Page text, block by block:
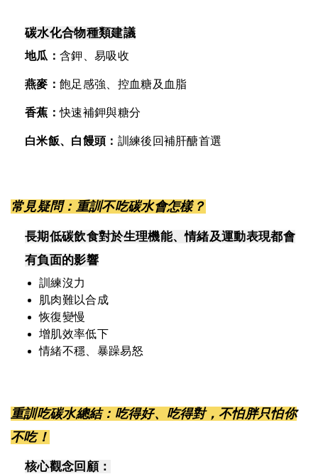
碳水化合物種類建議
地瓜： 含鉀、易吸收
燕麥： 飽足感強、控血糖及血脂
香蕉：快速補鉀與糖分
白米飯、白饅頭： 訓練後回補肝醣首選
常見疑問：重訓不吃碳水會怎樣？
長期低碳飲食對於生理機能、情緒及運動表現都會
有負面的影響
訓練沒力
肌肉難以合成
恢復變慢
增肌效率低下
情緒不穩、暴躁易怒
重訓吃碳水總結：吃得好、吃得對，不怕胖只怕你
不吃！
核心觀念回顧：